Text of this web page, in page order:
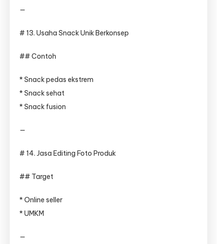
—
# 13. Usaha Snack Unik Berkonsep
## Contoh
* Snack pedas ekstrem
* Snack sehat
* Snack fusion
—
# 14. Jasa Editing Foto Produk
## Target
* Online seller
* UMKM
—